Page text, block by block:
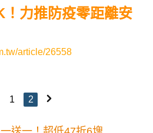
力推防疫零距離安
article/26558
1 2